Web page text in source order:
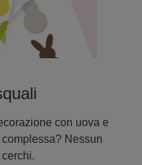
con uova e
Nessun